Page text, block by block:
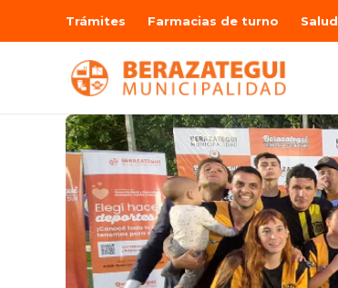
Trámites Farmacias de turno Salud